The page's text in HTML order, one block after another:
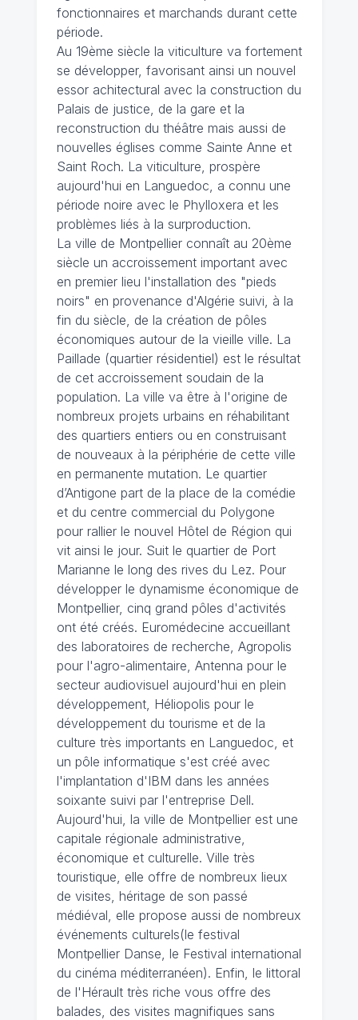
fonctionnaires et marchands durant cette
période.
Au 19ème siècle la viticulture va fortement
se développer, favorisant ainsi un nouvel
essor achitectural avec la construction du
Palais de justice, de la gare et la
reconstruction du théâtre mais aussi de
nouvelles églises comme Sainte Anne et
Saint Roch. La viticulture, prospère
aujourd'hui en Languedoc, a connu une
période noire avec le Phylloxera et les
problèmes liés à la surproduction.
La ville de Montpellier connaît au 20ème
siècle un accroissement important avec
en premier lieu l'installation des "pieds
noirs" en provenance d'Algérie suivi, à la
fin du siècle, de la création de pôles
économiques autour de la vieille ville. La
Paillade (quartier résidentiel) est le résultat
de cet accroissement soudain de la
population. La ville va être à l'origine de
nombreux projets urbains en réhabilitant
des quartiers entiers ou en construisant
de nouveaux à la périphérie de cette ville
en permanente mutation. Le quartier
d’Antigone part de la place de la comédie
et du centre commercial du Polygone
pour rallier le nouvel Hôtel de Région qui
vit ainsi le jour. Suit le quartier de Port
Marianne le long des rives du Lez. Pour
développer le dynamisme économique de
Montpellier, cinq grand pôles d'activités
ont été créés. Euromédecine accueillant
des laboratoires de recherche, Agropolis
pour l'agro-alimentaire, Antenna pour le
secteur audiovisuel aujourd'hui en plein
développement, Héliopolis pour le
développement du tourisme et de la
culture très importants en Languedoc, et
un pôle informatique s'est créé avec
l'implantation d'IBM dans les années
soixante suivi par l'entreprise Dell.
Aujourd'hui, la ville de Montpellier est une
capitale régionale administrative,
économique et culturelle. Ville très
touristique, elle offre de nombreux lieux
de visites, héritage de son passé
médiéval, elle propose aussi de nombreux
événements culturels(le festival
Montpellier Danse, le Festival international
du cinéma méditerranéen). Enfin, le littoral
de l'Hérault très riche vous offre des
balades, des visites magnifiques sans